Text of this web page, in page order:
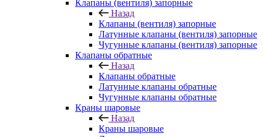
Клапаны (вентиля) запорные
Назад
Клапаны (вентиля) запорные
Латунные клапаны (вентиля) запорные
Чугунные клапаны (вентиля) запорные
Клапаны обратные
Назад
Клапаны обратные
Латунные клапаны обратные
Чугунные клапаны обратные
Краны шаровые
Назад
Краны шаровые